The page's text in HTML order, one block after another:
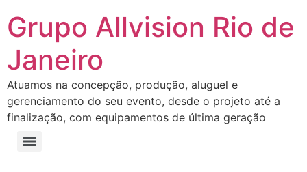
Grupo Allvision Rio de
Janeiro
Atuamos na concepção, produção, aluguel e
gerenciamento do seu evento, desde o projeto até a
finalização, com equipamentos de última geração